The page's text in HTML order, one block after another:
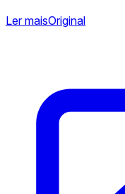
Ler maisOriginal